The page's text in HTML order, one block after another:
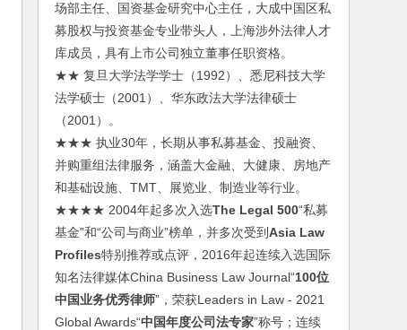
场部主任、国资基金研究中心主任，大成中国区私
募股权与投资基金专业带头人，上海涉外法律人才
库成员，具有上市公司独立董事任职资格。
★★ 复旦大学法学学士（1992）、悉尼科技大学
法学硕士（2001）、华东政法大学法律硕士
（2001）。
★★★ 执业30年，长期从事私募基金、投融资、
并购重组法律服务，涵盖大金融、大健康、房地产
和基础设施、TMT、展览业、制造业等行业。
★★★★ 2004年起多次入选The Legal 500“私募
基金”和“公司与商业”榜单，并多次受到Asia Law
Profiles特别推荐或点评，2016年起连续入选国际
知名法律媒体China Business Law Journal“100位
中国业务优秀律师”，荣获Leaders in Law - 2021
Global Awards“中国年度公司法专家”称号；连续